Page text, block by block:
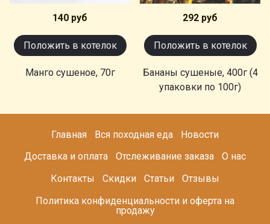
140 руб
Положить в котелок
Манго сушеное, 70г
292 руб
Положить в котелок
Бананы сушеные, 400г (4
упаковки по 100г)
Главная Вся походная еда
Новости
Доставка и оплата
Отслеживание заказа
О нас
Контакты
Скидки Статьи
Отзывы
Политика конфиденциальности и оферта на
продажу